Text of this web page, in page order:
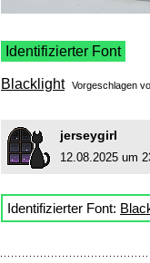
Identifizierter Font
Blacklight Vorgeschlagen
jerseygirl
12.08.2025 um
Identifizierter Font: